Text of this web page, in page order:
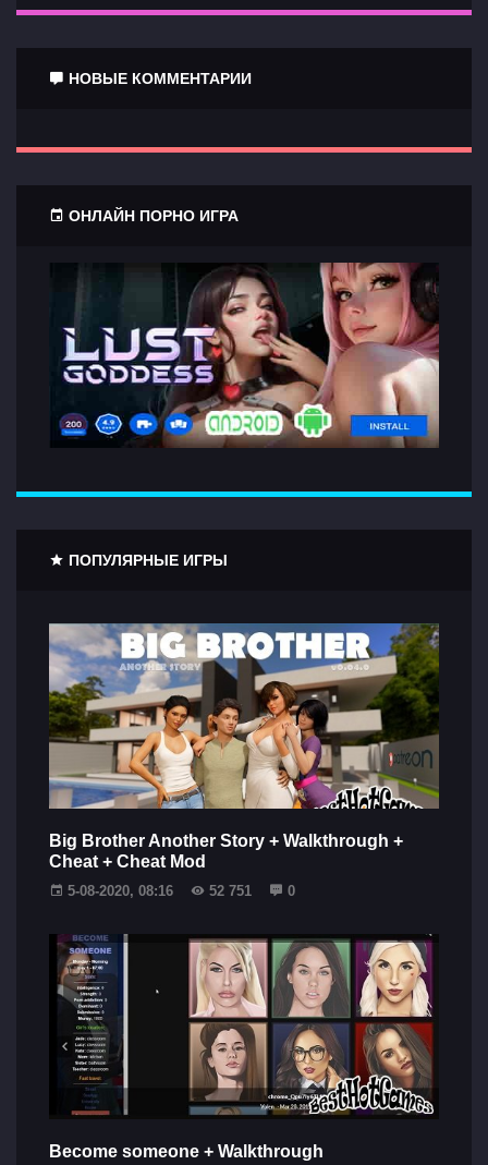
НОВЫЕ КОММЕНТАРИИ
ОНЛАЙН ПОРНО ИГРА
ПОПУЛЯРНЫЕ ИГРЫ
Big Brother Another Story + Walkthrough +
Cheat + Cheat Mod
5-08-2020, 08:16 52 751 0
Become someone + Walkthrough